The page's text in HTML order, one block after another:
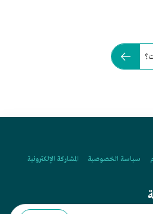
سياسة الخصوصية
المشاركة الإلكترونية